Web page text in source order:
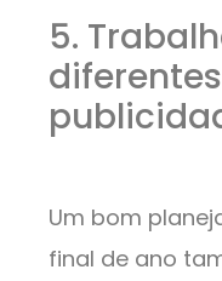
5.
Um bom
final de ano